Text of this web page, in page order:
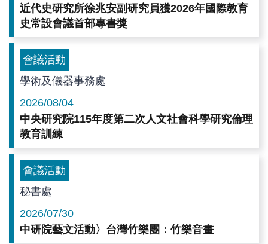
近代史研究所徐兆安副研究員獲2026年國際教育
史常設會議首部專書獎
會議活動
學術及儀器事務處
2026/08/04
中央研究院115年度第二次人文社會科學研究倫理
教育訓練
會議活動
秘書處
2026/07/30
中研院藝文活動〉台灣竹樂團：竹樂音畫